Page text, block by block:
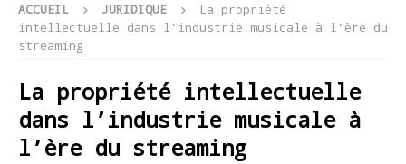
ACCUEIL JURIDIQUE
La propriété
intellectuelle dans l’industrie musicale à l’ère du
streaming
La propriété intellectuelle
dans l’industrie musicale à
l’ère du streaming